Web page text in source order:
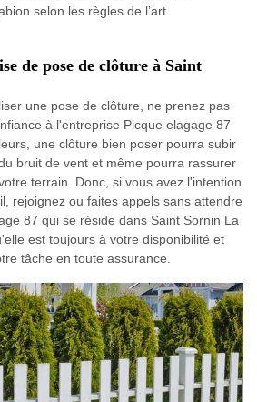
selon les règles de l’art.
de pose de clôture à Saint
une pose de clôture, ne prenez pas
à l'entreprise Picque elagage 87
une clôture bien poser pourra subir
bruit de vent et même pourra rassurer
terrain. Donc, si vous avez l'intention
rejoignez ou faites appels sans attendre
87 qui se réside dans Saint Sornin La
est toujours à votre disponibilité et
tâche en toute assurance.